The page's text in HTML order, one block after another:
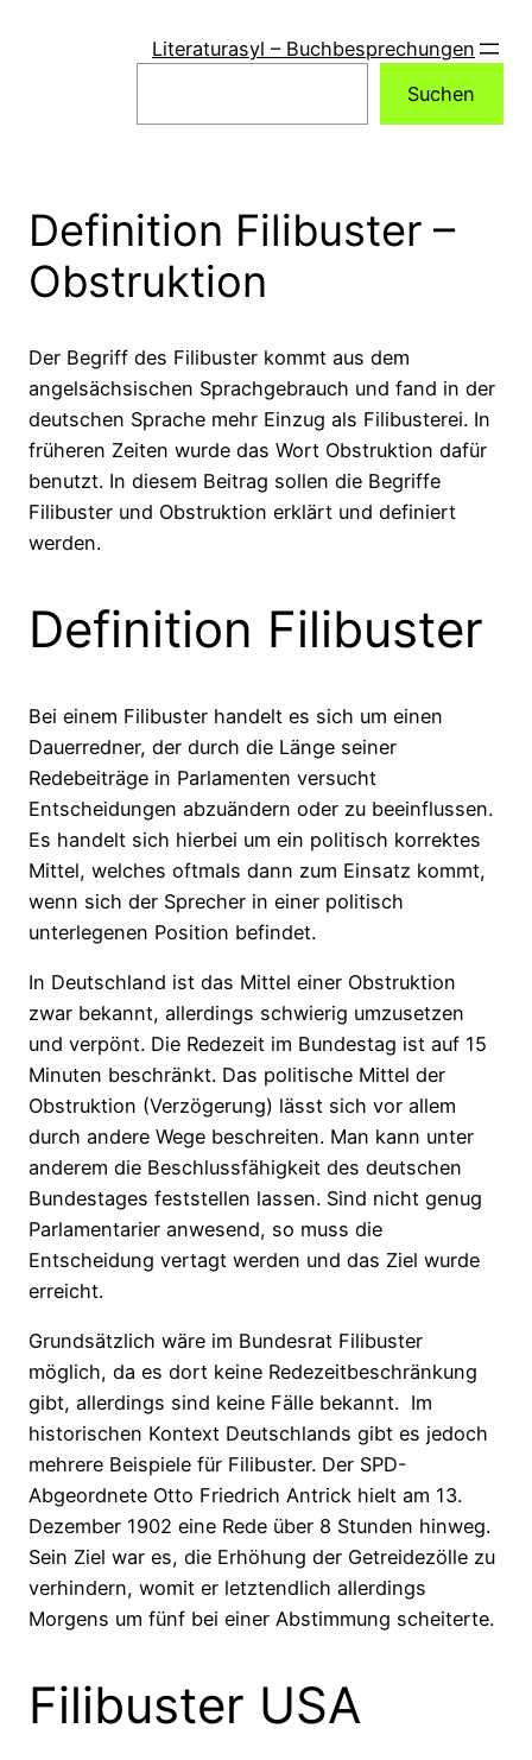
Literaturasyl – Buchbesprechungen
Suchen
Definition Filibuster –
Obstruktion
Der Begriff des Filibuster kommt aus dem
angelsächsischen Sprachgebrauch und fand in der
deutschen Sprache mehr Einzug als Filibusterei. In
früheren Zeiten wurde das Wort Obstruktion dafür
benutzt. In diesem Beitrag sollen die Begriffe
Filibuster und Obstruktion erklärt und definiert
werden.
Definition Filibuster
Bei einem Filibuster handelt es sich um einen
Dauerredner, der durch die Länge seiner
Redebeiträge in Parlamenten versucht
Entscheidungen abzuändern oder zu beeinflussen.
Es handelt sich hierbei um ein politisch korrektes
Mittel, welches oftmals dann zum Einsatz kommt,
wenn sich der Sprecher in einer politisch
unterlegenen Position befindet.
In Deutschland ist das Mittel einer Obstruktion
zwar bekannt, allerdings schwierig umzusetzen
und verpönt. Die Redezeit im Bundestag ist auf 15
Minuten beschränkt. Das politische Mittel der
Obstruktion (Verzögerung) lässt sich vor allem
durch andere Wege beschreiten. Man kann unter
anderem die Beschlussfähigkeit des deutschen
Bundestages feststellen lassen. Sind nicht genug
Parlamentarier anwesend, so muss die
Entscheidung vertagt werden und das Ziel wurde
erreicht.
Grundsätzlich wäre im Bundesrat Filibuster
möglich, da es dort keine Redezeitbeschränkung
gibt, allerdings sind keine Fälle bekannt. Im
historischen Kontext Deutschlands gibt es jedoch
mehrere Beispiele für Filibuster. Der SPD-
Abgeordnete Otto Friedrich Antrick hielt am 13.
Dezember 1902 eine Rede über 8 Stunden hinweg.
Sein Ziel war es, die Erhöhung der Getreidezölle zu
verhindern, womit er letztendlich allerdings
Morgens um fünf bei einer Abstimmung scheiterte.
Filibuster USA